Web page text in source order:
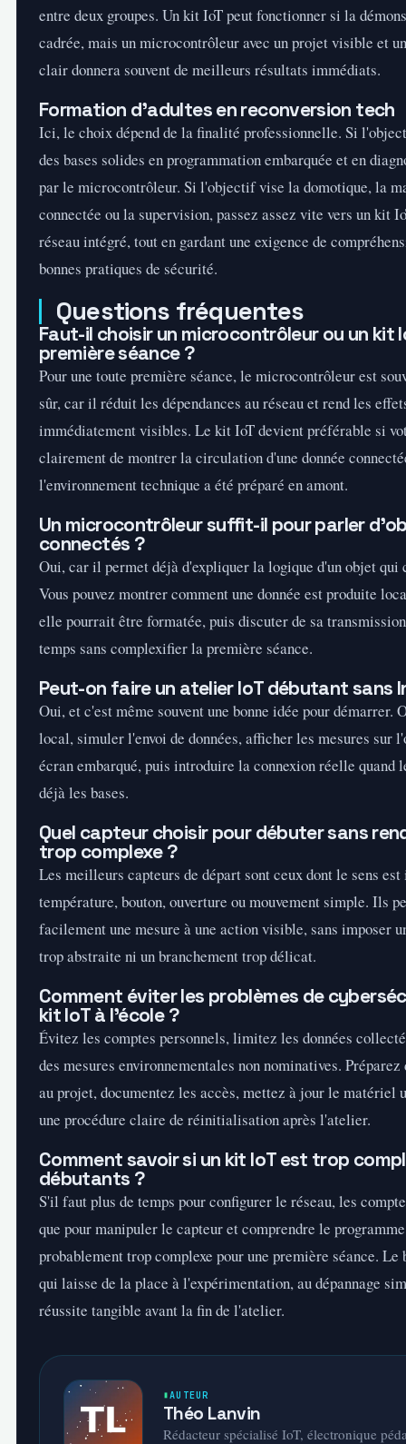
entre deux groupes. Un kit IoT peut fonctionner si la
cadrée, mais un microcontrôleur avec un projet visible et
clair donnera souvent de meilleurs résultats immédiats.
Formation d'adultes en reconversion tech
Ici, le choix dépend de la finalité professionnelle. Si
des bases solides en programmation embarquée et en
par le microcontrôleur. Si l'objectif vise la domotique, la
connectée ou la supervision, passez assez vite vers un kit
réseau intégré, tout en gardant une exigence de
bonnes pratiques de sécurité.
Questions fréquentes
Faut-il choisir un microcontrôleur ou un kit
première séance ?
Pour une toute première séance, le microcontrôleur est
sûr, car il réduit les dépendances au réseau et rend les
immédiatement visibles. Le kit IoT devient préférable si
clairement de montrer la circulation d'une donnée
l'environnement technique a été préparé en amont.
Un microcontrôleur suffit-il pour parler
connectés ?
Oui, car il permet déjà d'expliquer la logique d'un objet qui
Vous pouvez montrer comment une donnée est produite
elle pourrait être formatée, puis discuter de sa
temps sans complexifier la première séance.
Peut-on faire un atelier IoT débutant sans
Oui, et c'est même souvent une bonne idée pour démarrer.
local, simuler l'envoi de données, afficher les mesures sur
écran embarqué, puis introduire la connexion réelle quand
déjà les bases.
Quel capteur choisir pour débuter sans
trop complexe ?
Les meilleurs capteurs de départ sont ceux dont le sens
température, bouton, ouverture ou mouvement simple. Ils
facilement une mesure à une action visible, sans imposer
trop abstraite ni un branchement trop délicat.
Comment éviter les problèmes de
kit IoT à l'école ?
Évitez les comptes personnels, limitez les données
des mesures environnementales non nominatives. Préparez
au projet, documentez les accès, mettez à jour le matériel
une procédure claire de réinitialisation après l'atelier.
Comment savoir si un kit IoT est trop
débutants ?
S'il faut plus de temps pour configurer le réseau, les
que pour manipuler le capteur et comprendre le
probablement trop complexe pour une première séance. Le
qui laisse de la place à l'expérimentation, au dépannage
réussite tangible avant la fin de l'atelier.
AUTEUR
Théo Lanvin
Rédacteur spécialisé IoT, électronique